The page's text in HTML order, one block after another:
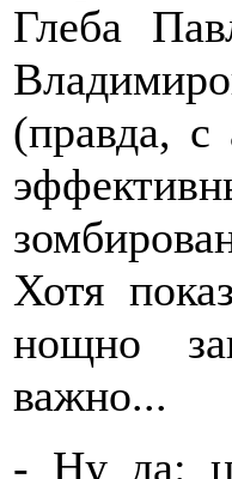
Глеба
(правда, с
Хотя
нощно
важно...
- Ну да: